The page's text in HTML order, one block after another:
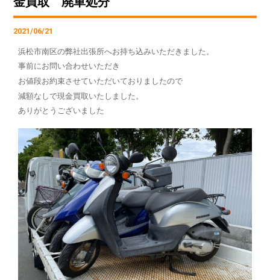
2021/06/21
浜松市南区の弊社出張所へお持ち込みいただきました。
事前にお問い合わせいただき
お値段お約束させていただいておりましたので
減額なしで現金買取いたしました。
ありがとうございました